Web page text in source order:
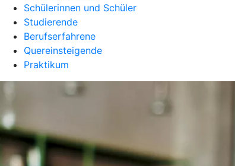
Schülerinnen und Schüler
Studierende
Berufserfahrene
Quereinsteigende
Praktikum